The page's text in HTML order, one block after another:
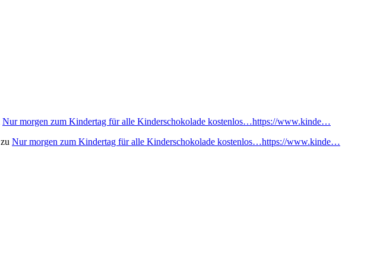
Nur morgen zum Kindertag für alle Kinderschokolade kostenlos…https://www.kinde…
zu Nur morgen zum Kindertag für alle Kinderschokolade kostenlos…https://www.kinde…